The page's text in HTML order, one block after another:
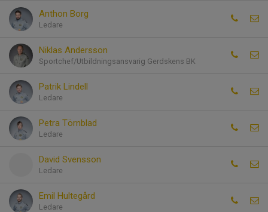
Anthon Borg
Ledare
Niklas Andersson
Sportchef/Utbildningsansvarig Gerdskens BK
Patrik Lindell
Ledare
Petra Törnblad
Ledare
David Svensson
Ledare
Emil Hultegård
Ledare